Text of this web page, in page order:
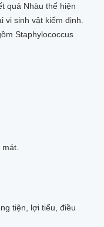
quả Nhàu thể hiện
vi sinh vật kiểm định.
Staphylococcus
tiện, lợi tiểu, điều